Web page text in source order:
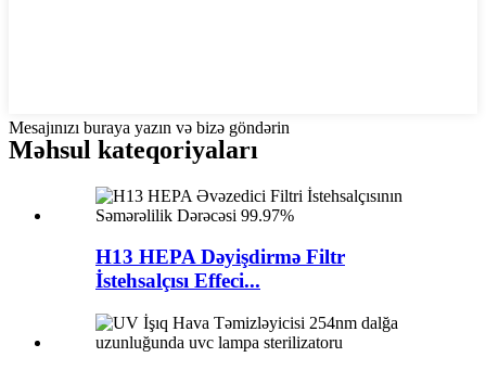
Mesajınızı buraya yazın və bizə göndərin
Məhsul kateqoriyaları
H13 HEPA Dəyişdirmə Filtr
İstehsalçısı Effeci...